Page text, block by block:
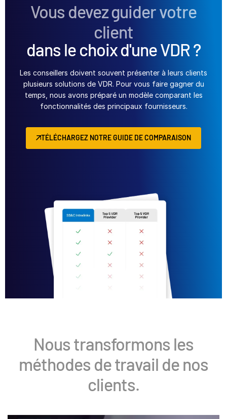
Vous devez guider votre
client
dans le choix d'une VDR ?
Les conseillers doivent souvent présenter à leurs clients
plusieurs solutions de VDR. Pour vous faire gagner du
temps, nous avons préparé un modèle comparant les
fonctionnalités des principaux fournisseurs.
TÉLÉCHARGEZ NOTRE GUIDE DE COMPARAISON
Nous transformons les
méthodes de travail de nos
clients.